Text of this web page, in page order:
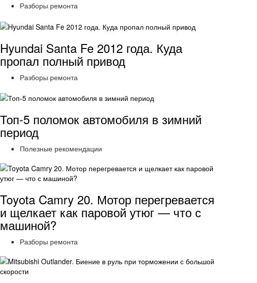
Разборы ремонта
Hyundai Santa Fe 2012 года. Куда
пропал полный привод
Разборы ремонта
Топ-5 поломок автомобиля в зимний
период
Полезные рекомендации
Toyota Camry 20. Мотор перегревается
и щелкает как паровой утюг — что с
машиной?
Разборы ремонта